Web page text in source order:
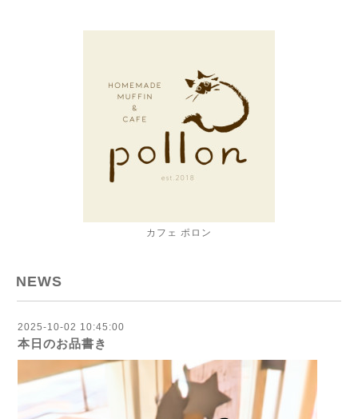
カフェ ポロン
NEWS
2025-10-02 10:45:00
本日のお品書き